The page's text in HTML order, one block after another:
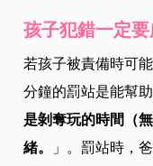
孩子犯錯一定
若孩子被責備時可
分鐘的罰站是能幫
是剝奪玩的時間（
緒。
」。罰站時，